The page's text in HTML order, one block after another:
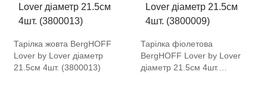
Тарілка жовта BergHOFF
Lover by Lover діаметр
21.5см 4шт. (3800013)
Тарілка фіолетова
BergHOFF Lover by Lover
діаметр 21.5см 4шт.